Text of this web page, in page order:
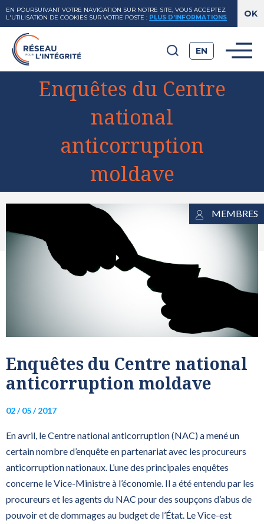
EN POURSUIVANT VOTRE NAVIGATION SUR NOTRE SITE, VOUS ACCEPTEZ
L'UTILISATION DE COOKIES SUR VOTRE POSTE : PLUS D'INFORMATIONS
EN
Enquêtes du Centre
national
anticorruption
moldave
MEMBRES
Image
Enquêtes du Centre national
anticorruption moldave
02 / 05 / 2017
En avril, le Centre national anticorruption (NAC) a mené un
certain nombre d’enquête en partenariat avec les procureurs
anticorruption nationaux. L’une des principales enquêtes
concerne le Vice-Ministre à l’économie. Il a été entendu par les
procureurs et les agents du NAC pour des soupçons d’abus de
pouvoir et de dommages au budget de l’État. Le Vice-est